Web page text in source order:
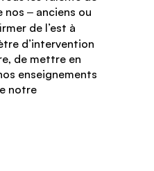
nos – anciens ou
de l’est à
d’intervention
de mettre en
enseignements
notre